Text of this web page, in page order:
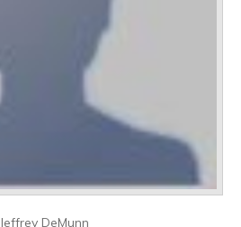
Jeffrey DeMunn